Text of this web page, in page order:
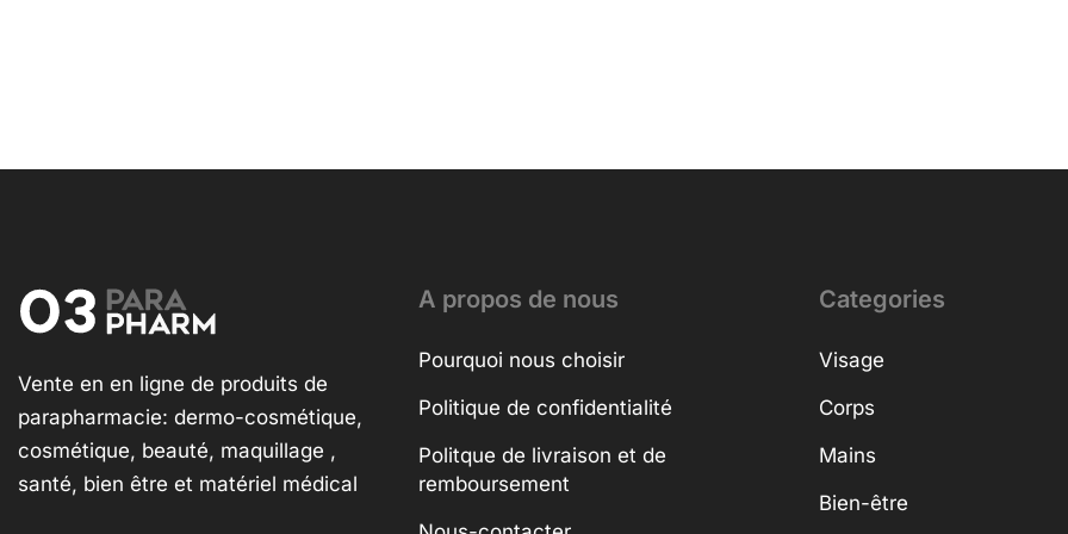
Vente en en ligne de produits de
parapharmacie: dermo-cosmétique,
cosmétique, beauté, maquillage ,
santé, bien être et matériel médical
A propos de nous
Pourquoi nous choisir
Politique de confidentialité
Politque de livraison et de
remboursement
Categories
Visage
Corps
Mains
Bien-être